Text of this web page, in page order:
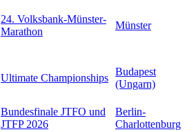
24. Volksbank-Münster-
Marathon
Münster
Ultimate Championships
Budapest
(Ungarn)
Bundesfinale JTFO und
JTFP 2026
Berlin-
Charlottenburg